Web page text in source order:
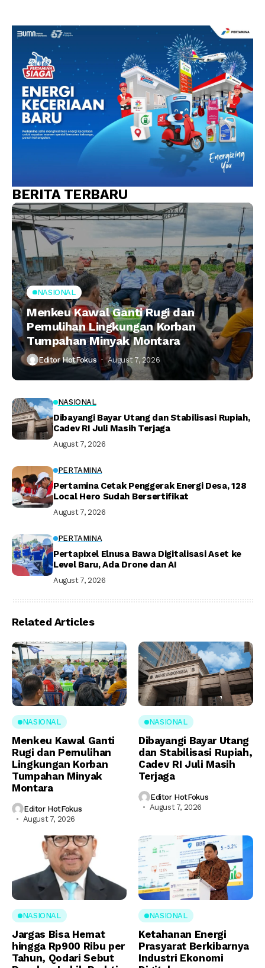
BERITA TERBARU
NASIONAL
Menkeu Kawal Ganti Rugi dan
Pemulihan Lingkungan Korban
Tumpahan Minyak Montara
Editor HotFokus August 7, 2026
NASIONAL
Dibayangi Bayar Utang dan Stabilisasi Rupiah,
Cadev RI Juli Masih Terjaga
August 7, 2026
PERTAMINA
Pertamina Cetak Penggerak Energi Desa, 128
Local Hero Sudah Bersertifikat
August 7, 2026
PERTAMINA
Pertapixel Elnusa Bawa Digitalisasi Aset ke
Level Baru, Ada Drone dan AI
August 7, 2026
Related Articles
NASIONAL
Menkeu Kawal Ganti
Rugi dan Pemulihan
Lingkungan Korban
Tumpahan Minyak
Montara
Editor HotFokus
August 7, 2026
NASIONAL
Dibayangi Bayar Utang
dan Stabilisasi Rupiah,
Cadev RI Juli Masih
Terjaga
Editor HotFokus
August 7, 2026
NASIONAL
Jargas Bisa Hemat
hingga Rp900 Ribu per
Tahun, Qodari Sebut
NASIONAL
Ketahanan Energi
Prasyarat Berkibarnya
Industri Ekonomi